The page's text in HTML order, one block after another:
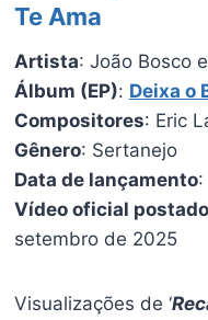
Te Ama
Artista: João Bosco
Álbum (EP): Deixa o
Compositores: Eric
Gênero: Sertanejo
Data de lançamento:
Vídeo oficial
setembro de 2025
Visualizações de ‘